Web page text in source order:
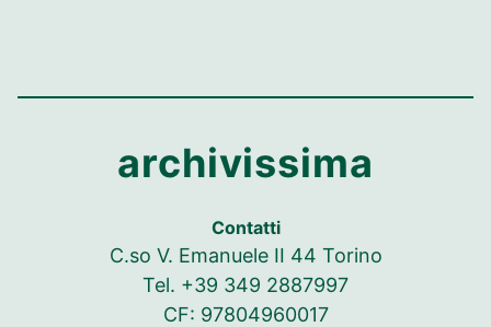
archivissima
Contatti
C.so V. Emanuele II 44 Torino
Tel. +39 349 2887997
CF: 97804960017